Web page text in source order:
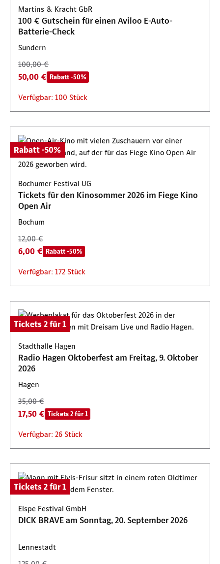
Martins & Kracht GbR
100 € Gutschein für einen Aviloo E-Auto-
Batterie-Check
Sundern
100,00 €
50,00 € Rabatt -50%
Verfügbar: 100 Stück
Rabatt -50%
Bochumer Festival UG
Tickets für den Kinosommer 2026 im Fiege Kino
Open Air
Bochum
12,00 €
6,00 € Rabatt -50%
Verfügbar: 172 Stück
Tickets 2 für 1
Stadthalle Hagen
Radio Hagen Oktoberfest am Freitag, 9. Oktober
2026
Hagen
35,00 €
17,50 € Tickets 2 für 1
Verfügbar: 26 Stück
Tickets 2 für 1
Elspe Festival GmbH
DICK BRAVE am Sonntag, 20. September 2026
Lennestadt